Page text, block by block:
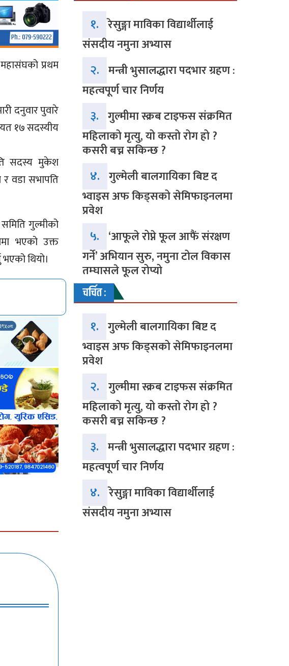
प्रथम
दनुवार पुवारे
१७ सदस्यीय
सदस्य मुकेश
र वडा सभापति
गुल्मीको
भएको उक्त
थियो।
१. रेसुङ्गा माविका विद्यार्थीलाई
संसदीय नमुना अभ्यास
२. मन्त्री भुसालद्धारा पदभार ग्रहण :
महत्वपूर्ण चार निर्णय
३. गुल्मीमा स्क्रब टाइफस संक्रमित
महिलाको मृत्यु, यो कस्तो रोग हो ?
कसरी बच्न सकिन्छ ?
४. गुल्मेली बालगायिका बिष्ट द
भ्वाइस अफ किड्सको सेमिफाइनलमा
प्रवेश
५. ‘आफूले रोप्ने फूल आफैं संरक्षण
गर्ने’ अभियान सुरु, नमुना टोल विकास
तम्घासले फूल रोप्यो
चर्चित :
१. गुल्मेली बालगायिका बिष्ट द
भ्वाइस अफ किड्सको सेमिफाइनलमा
प्रवेश
२. गुल्मीमा स्क्रब टाइफस संक्रमित
महिलाको मृत्यु, यो कस्तो रोग हो ?
कसरी बच्न सकिन्छ ?
३. मन्त्री भुसालद्धारा पदभार ग्रहण :
महत्वपूर्ण चार निर्णय
४. रेसुङ्गा माविका विद्यार्थीलाई
संसदीय नमुना अभ्यास